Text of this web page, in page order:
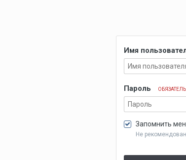
Имя
Пароль
Запомнить
Не